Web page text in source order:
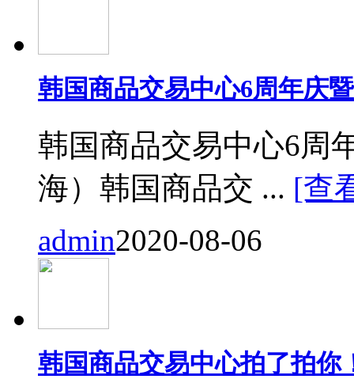
韩国商品交易中心6周年庆
韩国商品交易中心6周
海）韩国商品交 ... [查
admin2020-08-06
韩国商品交易中心拍了拍你